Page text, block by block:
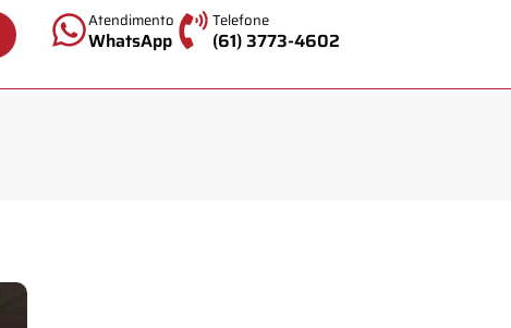
Atendimento
WhatsApp
Telefone
(61) 3773-4602